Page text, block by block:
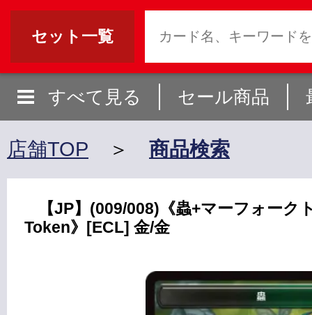
セット一覧
すべて見る セール商品
店舗TOP ＞ 商品検索
【JP】(009/008)《蟲+マーフォー
Token》[ECL] 金/金